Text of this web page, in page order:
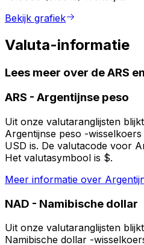
Bekijk grafiek
Valuta-informatie
Lees meer over de ARS
ARS - Argentijnse peso
Uit onze valutaranglijsten
Argentijnse peso -
USD is. De valutacode voor
Het valutasymbool is $.
Meer informatie over
NAD - Namibische dollar
Uit onze valutaranglijsten
Namibische dollar -